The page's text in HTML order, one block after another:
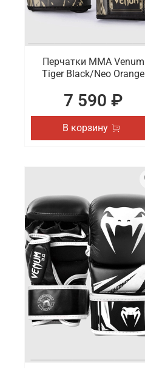
Перчатки ММА Venum
Tiger Black/Neo Orange
7 590 ₽
В корзину